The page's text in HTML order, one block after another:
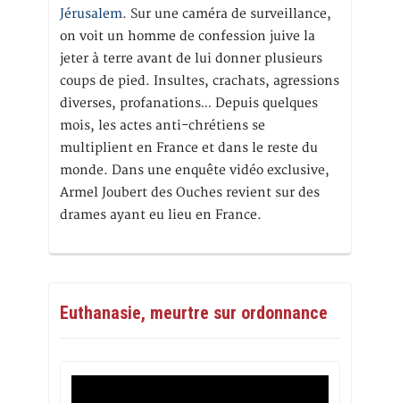
Jérusalem. Sur une caméra de surveillance,
on voit un homme de confession juive la
jeter à terre avant de lui donner plusieurs
coups de pied. Insultes, crachats, agressions
diverses, profanations… Depuis quelques
mois, les actes anti-chrétiens se
multiplient en France et dans le reste du
monde. Dans une enquête vidéo exclusive,
Armel Joubert des Ouches revient sur des
drames ayant eu lieu en France.
Euthanasie, meurtre sur ordonnance